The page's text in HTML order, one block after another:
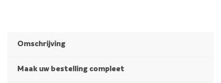
Omschrijving
Maak uw bestelling compleet